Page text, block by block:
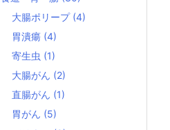
大腸ポリープ (4)
胃潰瘍 (4)
寄生虫 (1)
大腸がん (2)
直腸がん (1)
胃がん (5)